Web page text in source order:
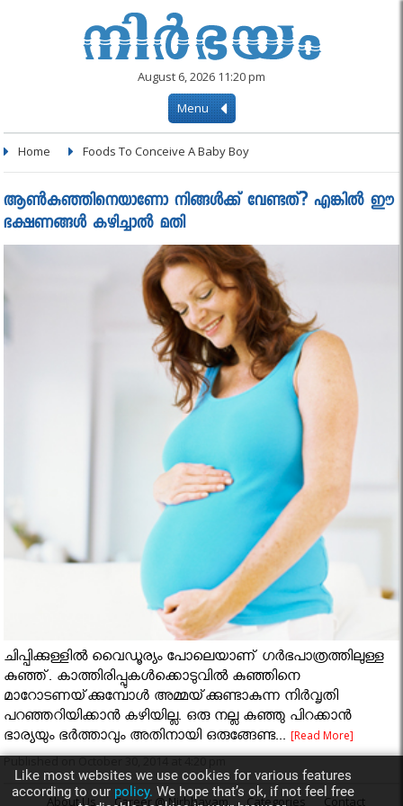
August 6, 2026 11:20 pm
Menu
Home Foods To Conceive A Baby Boy
ആണ്‍കുഞ്ഞിനെയാണോ നിങ്ങൾക്ക് വേണ്ടത്? എങ്കിൽ ഈ
ഭക്ഷണങ്ങൾ കഴിച്ചാൽ മതി
ചിപ്പിക്കുള്ളില്‍ വൈഡൂര്യം പോലെയാണ്‌ ഗര്‍ഭപാത്രത്തിലുള്ള
കുഞ്ഞ്‌. കാത്തിരിപ്പുകള്‍ക്കൊടുവില്‍ കുഞ്ഞിനെ
മാറോടണയ്‌ക്കുമ്പോള്‍ അമ്മയ്‌ക്കുണ്ടാകുന്ന നിര്‍വൃതി
പറഞ്ഞറിയിക്കാന്‍ കഴിയില്ല. ഒരു നല്ല കുഞ്ഞു പിറക്കാന്‍
ഭാര്യയും ഭര്‍ത്താവും അതിനായി ഒരുങ്ങേണ്ട...[Read More]
About Us Career @ Nirbhayam Categories Contact
Like most websites we use cookies for various features
according to our policy. We hope that’s ok, if not feel free